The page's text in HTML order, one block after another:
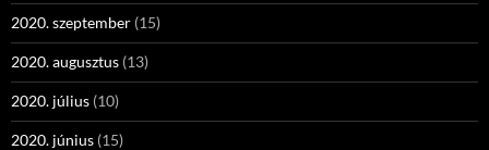
2020. szeptember (15)
2020. augusztus (13)
2020. július (10)
2020. június (15)